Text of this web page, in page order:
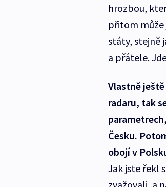
hrozbou,
přitom
státy, stejně
a přátele.
Vlastně
radaru, tak
Česku.
obojí v
Jak jste řekl